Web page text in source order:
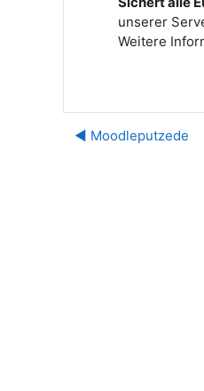
unserer
Weitere
◀︎ Moodleputzede